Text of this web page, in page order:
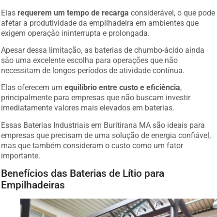
Elas requerem um tempo de recarga considerável, o que pode
afetar a produtividade da empilhadeira em ambientes que
exigem operação ininterrupta e prolongada.
Apesar dessa limitação, as baterias de chumbo-ácido ainda
são uma excelente escolha para operações que não
necessitam de longos períodos de atividade contínua.
Elas oferecem umequilíbrio entre custo e eficiência,
principalmente para empresas que não buscam investir
imediatamente valores mais elevados em baterias.
Essas Baterias Industriais em Buritirana MA são ideais para
empresas que precisam de uma solução de energia confiável,
mas que também consideram o custo como um fator
importante.
Benefícios das Baterias de Lítio para
Empilhadeiras